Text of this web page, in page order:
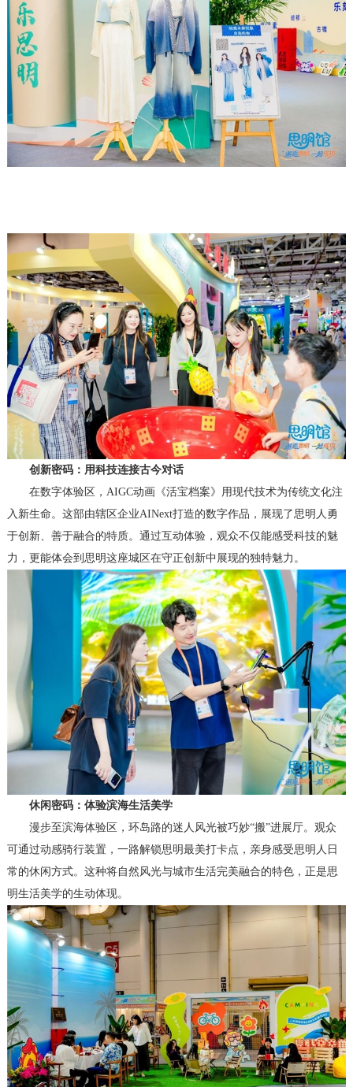
创新密码：用科技连接古今对话
在数字体验区，AIGC动画《活宝档案》用现代技术为传统文化注
入新生命。这部由辖区企业AINext打造的数字作品，展现了思明人勇
于创新、善于融合的特质。通过互动体验，观众不仅能感受科技的魅
力，更能体会到思明这座城区在守正创新中展现的独特魅力。
休闲密码：体验滨海生活美学
漫步至滨海体验区，环岛路的迷人风光被巧妙“搬”进展厅。观众
可通过动感骑行装置，一路解锁思明最美打卡点，亲身感受思明人日
常的休闲方式。这种将自然风光与城市生活完美融合的特色，正是思
明生活美学的生动体现。